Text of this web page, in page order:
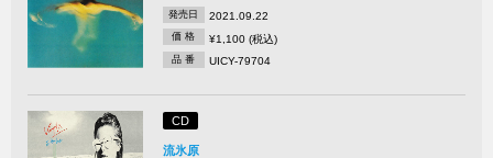
発売日 2021.09.22
価 格 ¥1,100 (税込)
品 番 UICY-79704
CD
流氷原